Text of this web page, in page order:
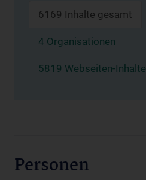
6169 Inhalte gesamt
4 Organisationen
5819 Webseiten-Inhalte
Personen